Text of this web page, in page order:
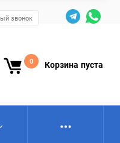
звонок
0 Корзина пуста